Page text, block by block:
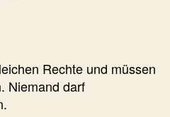
Rechte und müssen
Niemand darf